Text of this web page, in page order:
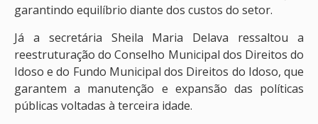
garantindo equilíbrio diante dos custos do setor.
Já a secretária Sheila Maria Delava ressaltou a
reestruturação do Conselho Municipal dos Direitos do
Idoso e do Fundo Municipal dos Direitos do Idoso, que
garantem a manutenção e expansão das políticas
públicas voltadas à terceira idade.